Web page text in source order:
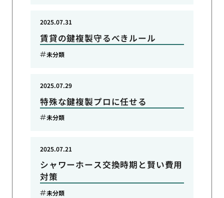
賃貸の鍵複製守るべきルール
2025.07.31
未分類
特殊な鍵複製プロに任せる
2025.07.29
未分類
シャワーホース交換時期と賢い費用
対策
2025.07.21
未分類